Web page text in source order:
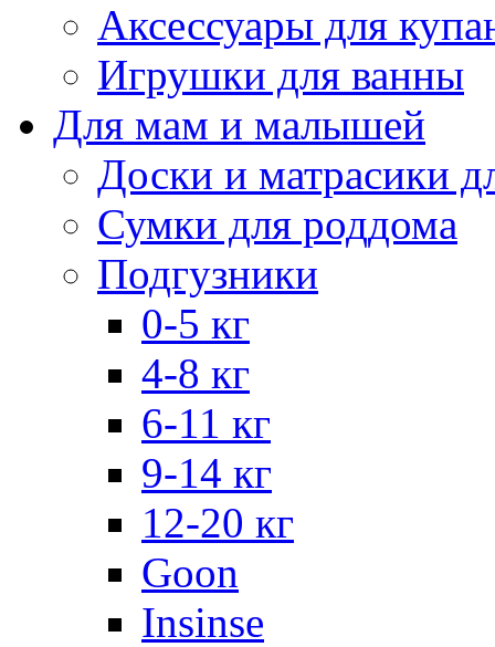
Аксессуары для
Игрушки для ванны
Для мам и малышей
Доски и матрасики
Сумки для роддома
Подгузники
0-5 кг
4-8 кг
6-11 кг
9-14 кг
12-20 кг
Goon
Insinse